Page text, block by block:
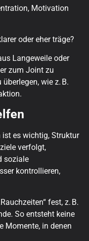
Motivation
oder eher träge?
Langeweile oder
zum Joint zu
wie z. B.
ist es wichtig, Struktur
verfolgt,
soziale
kontrollieren,
fest, z. B.
So entsteht keine
Momente, in denen